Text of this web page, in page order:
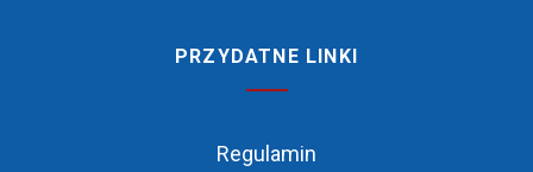
PRZYDATNE LINKI
Regulamin